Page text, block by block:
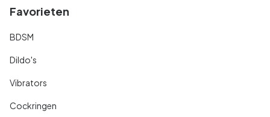
Favorieten
BDSM
Dildo's
Vibrators
Cockringen